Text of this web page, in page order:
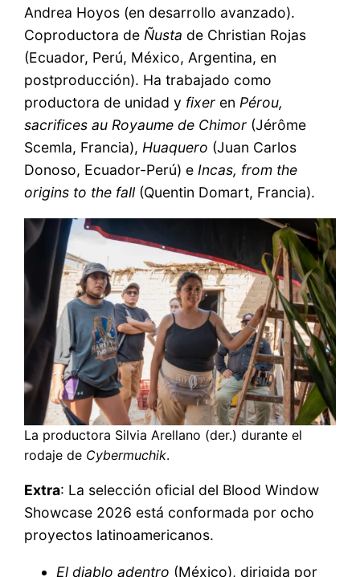
Andrea Hoyos (en desarrollo avanzado).
Coproductora de Ñusta de Christian Rojas
(Ecuador, Perú, México, Argentina, en
postproducción). Ha trabajado como
productora de unidad y fixer en Pérou,
sacrifices au Royaume de Chimor (Jérôme
Scemla, Francia), Huaquero (Juan Carlos
Donoso, Ecuador-Perú) e Incas, from the
origins to the fall (Quentin Domart, Francia).
La productora Silvia Arellano (der.) durante el
rodaje de Cybermuchik.
Extra: La selección oficial del Blood Window
Showcase 2026 está conformada por ocho
proyectos latinoamericanos.
El diablo adentro (México), dirigida por